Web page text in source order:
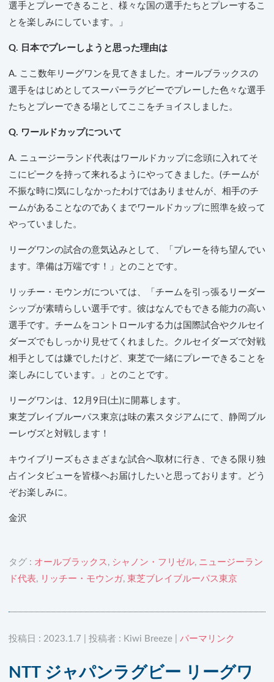
選手とプレーできること、様々な国の選手たちとプレーするこ
とを楽しみにしています。」
Q. 日本でプレーしようと思った理由は
A. ここ数年リーグワンを見てきました。オールブラックスの
選手をはじめとしてスーパーラグビーでプレーした色々な選手
たちとプレーできる場としてここをチョイスしました。
Q. ワールドカップについて
A. ニュージーランド代表はワールドカップに念頭に入れてそ
こにピークを持って来れるようにやってきました。(チームが
不振な時に)気にしなかったわけではありませんが、相手のチ
ームがあることなのであくまでワールドカップに照準を絞って
やっていました。
リーグワンの試合の意気込みとして、「プレーを待ち望んでい
ます。準備は万端です！」とのことです。
リッチー・モウンガについては、「チームを引っ張るリーダー
シップが素晴らしい選手です。彼はなんでもできる能力の高い
選手です。チームをコントロールする力は国際試合やクルセイ
ダーズでもしっかり見せてくれました。クルセイダーズで対戦
相手としては嫌でしたけど、東芝で一緒にプレーできることを
楽しみにしています。」とのことです。
リーグワンは、12月9日(土)に開幕します。
東芝ブレイブルーパス東京は味の素スタジアムにて、静岡ブル
ーレヴズと対戦します！
キウイブリーズもさまざまな試合へ取材に行き、できる限り独
占インタビューを皆様へお届けしたいと思っております。どう
ぞお楽しみに。
金沢
タグ : オールブラックス , シャノン・フリゼル, ニュージーラン
ド代表, リッチー・モウンガ, 東芝ブレイブルーパス東京
投稿日 : 2023.1.7 | 投稿者 : Kiwi Breeze | パーマリンク
NTT ジャパンラグビー リーグワ